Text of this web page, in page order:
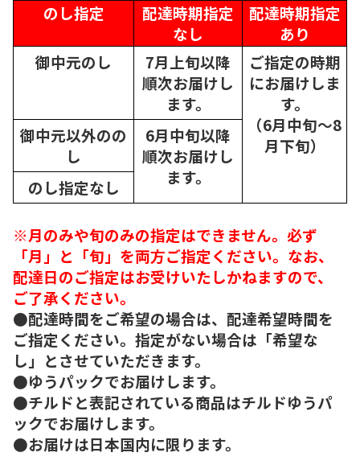
のし指定
配達時期指定
なし
配達時期指定
あり
御中元のし
7月上旬以降
順次お届けし
ます。
ご指定の時期
にお届けしま
す。
（6月中旬～8
月下旬）
御中元以外のの
し
6月中旬以降
順次お届けし
ます。
のし指定なし
※月のみや旬のみの指定はできません。必ず
「月」と「旬」を両方ご指定ください。なお、
配達日のご指定はお受けいたしかねますので、
ご了承ください。
●配達時間をご希望の場合は、配達希望時間を
ご指定ください。指定がない場合は「希望な
し」とさせていただきます。
●ゆうパックでお届けします。
●チルドと表記されている商品はチルドゆうパ
ックでお届けします。
●お届けは日本国内に限ります。